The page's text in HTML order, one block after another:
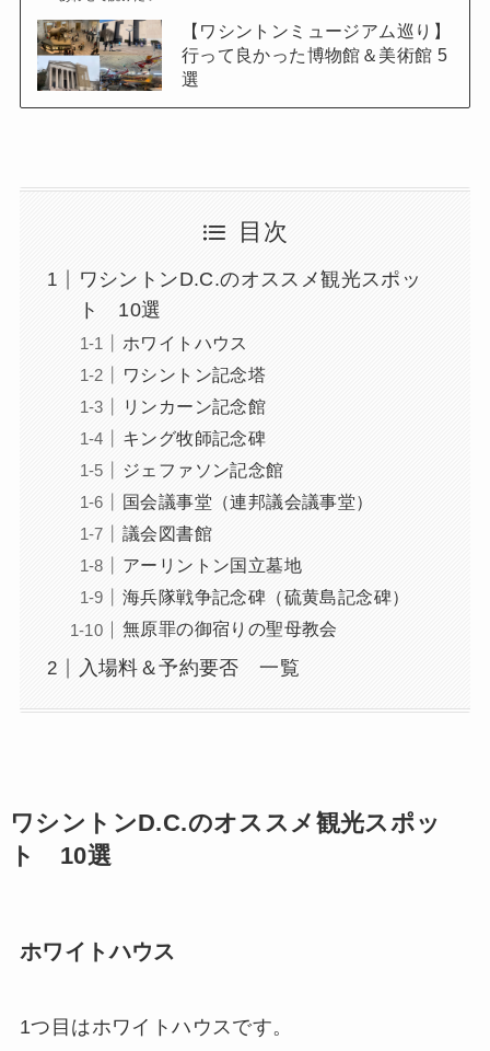
【ワシントンミュージアム巡り】
行って良かった博物館＆美術館 5
選
目次
ワシントンD.C.のオススメ観光スポッ
ト 10選
ホワイトハウス
ワシントン記念塔
リンカーン記念館
キング牧師記念碑
ジェファソン記念館
国会議事堂（連邦議会議事堂）
議会図書館
アーリントン国立墓地
海兵隊戦争記念碑（硫黄島記念碑）
無原罪の御宿りの聖母教会
入場料＆予約要否 一覧
ワシントンD.C.のオススメ観光スポッ
ト 10選
ホワイトハウス
1つ目はホワイトハウスです。